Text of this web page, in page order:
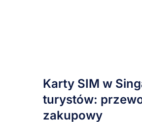
Karty SIM w
turystów:
zakupowy